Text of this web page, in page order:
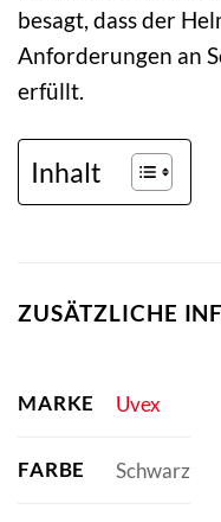
besagt, dass der
Anforderungen an
erfüllt.
Inhalt
ZUSÄTZLICHE
MARKE Uvex
FARBE Schwarz